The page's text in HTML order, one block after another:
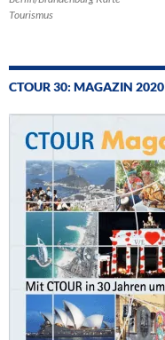
Tourismus
CTOUR 30: MAGAZIN 2020